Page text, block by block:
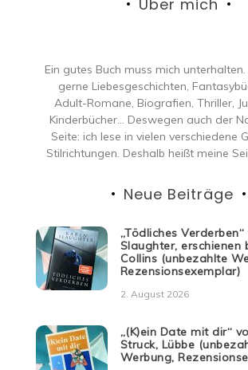
Über mich
Ein gutes Buch muss mich
gerne Liebesgeschichten,
Adult-Romane, Biografien, Thriller,
Kinderbücher… Deswegen auch der
Seite: ich lese in vielen verschiedene
Stilrichtungen. Deshalb heißt meine
Neue Beiträge
„Tödliches
Slaughter, erschienen
Collins (unbezahlte
Rezensionsexemplar)
2. August 2026
„(K)ein Date mit dir“
Struck, Lübbe
Werbung,